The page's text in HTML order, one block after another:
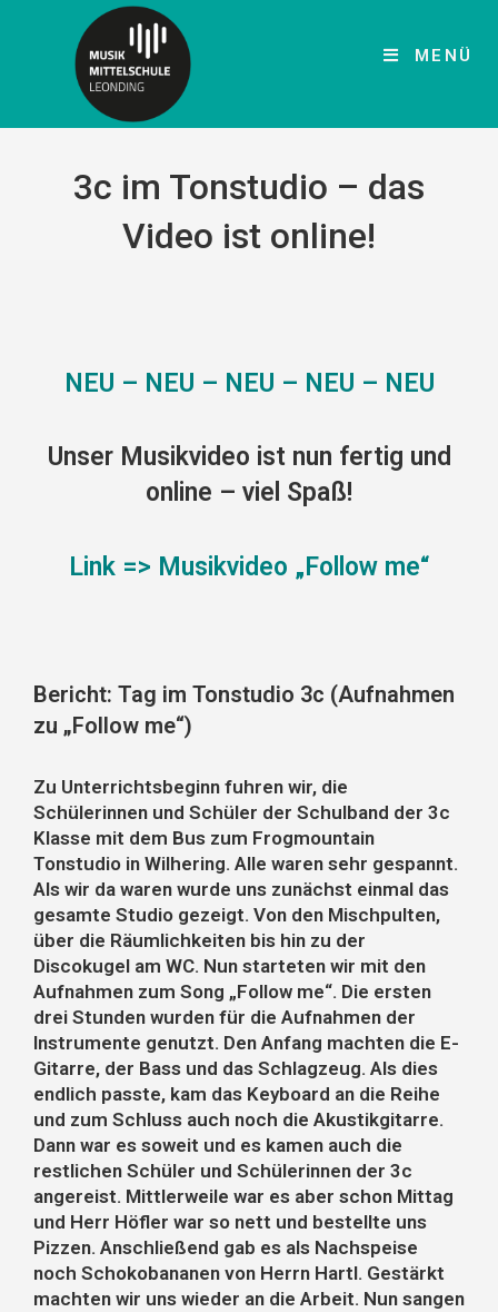
MENÜ
3c im Tonstudio – das
Video ist online!
NEU – NEU – NEU – NEU – NEU
Unser Musikvideo ist nun fertig und
online – viel Spaß!
Link => Musikvideo „Follow me“
Bericht: Tag im Tonstudio 3c (Aufnahmen
zu „Follow me“)
Zu Unterrichtsbeginn fuhren wir, die
Schülerinnen und Schüler der Schulband der 3c
Klasse mit dem Bus zum Frogmountain
Tonstudio in Wilhering. Alle waren sehr gespannt.
Als wir da waren wurde uns zunächst einmal das
gesamte Studio gezeigt. Von den Mischpulten,
über die Räumlichkeiten bis hin zu der
Discokugel am WC. Nun starteten wir mit den
Aufnahmen zum Song „Follow me“. Die ersten
drei Stunden wurden für die Aufnahmen der
Instrumente genutzt. Den Anfang machten die E-
Gitarre, der Bass und das Schlagzeug. Als dies
endlich passte, kam das Keyboard an die Reihe
und zum Schluss auch noch die Akustikgitarre.
Dann war es soweit und es kamen auch die
restlichen Schüler und Schülerinnen der 3c
angereist. Mittlerweile war es aber schon Mittag
und Herr Höfler war so nett und bestellte uns
Pizzen. Anschließend gab es als Nachspeise
noch Schokobananen von Herrn Hartl. Gestärkt
machten wir uns wieder an die Arbeit. Nun sangen